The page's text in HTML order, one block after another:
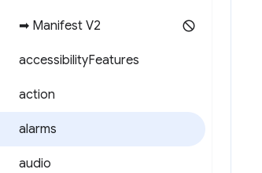
➡ Manifest V2
accessibilityFeatures
action
alarms
audio